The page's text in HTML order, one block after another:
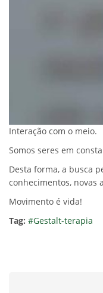
Interação com o meio.
Somos seres em
Desta forma, a busca
conhecimentos, novas
Movimento é vida!
Tag: #Gestalt-terapia